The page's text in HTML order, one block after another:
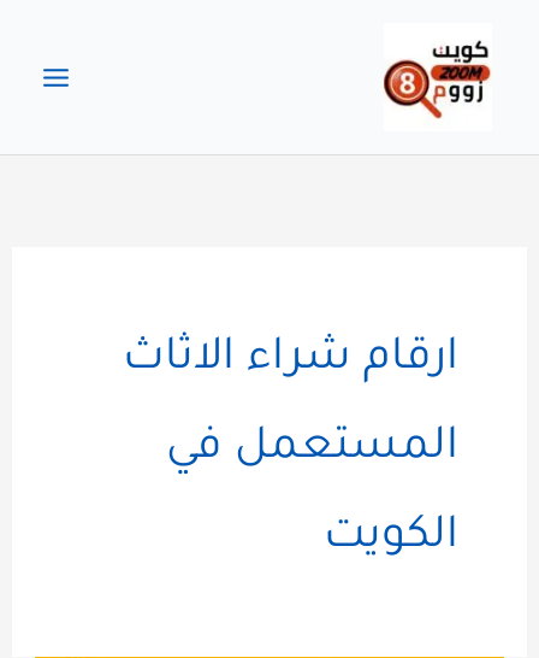
المحتوى
ارقام شراء الاثاث
المستعمل في
الكويت